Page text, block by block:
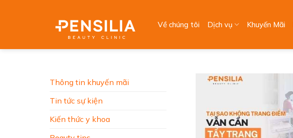
Về chúng tôi Dịch vụ Khuyến Mãi
Thông tin khuyến mãi
Tin tức sự kiện
Kiến thức y khoa